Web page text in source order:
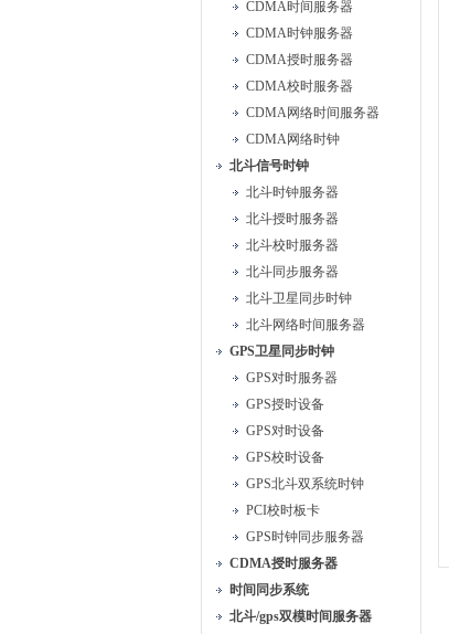
CDMA时间服务器
CDMA时钟服务器
CDMA授时服务器
CDMA校时服务器
CDMA网络时间服务器
CDMA网络时钟
北斗信号时钟
北斗时钟服务器
北斗授时服务器
北斗校时服务器
北斗同步服务器
北斗卫星同步时钟
北斗网络时间服务器
GPS卫星同步时钟
GPS对时服务器
GPS授时设备
GPS对时设备
GPS校时设备
GPS北斗双系统时钟
PCI校时板卡
GPS时钟同步服务器
CDMA授时服务器
时间同步系统
北斗/gps双模时间服务器